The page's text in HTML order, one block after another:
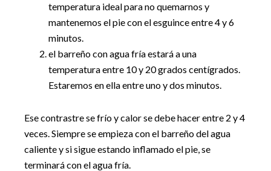
temperatura ideal para no quemarnos y
mantenemos el pie con el esguince entre 4 y 6
minutos.
el barreño con agua fría estará a una
temperatura entre 10 y 20 grados centígrados.
Estaremos en ella entre uno y dos minutos.
Ese contrastre se frío y calor se debe hacer entre 2 y 4
veces. Siempre se empieza con el barreño del agua
caliente y si sigue estando inflamado el pie, se
terminará con el agua fría.